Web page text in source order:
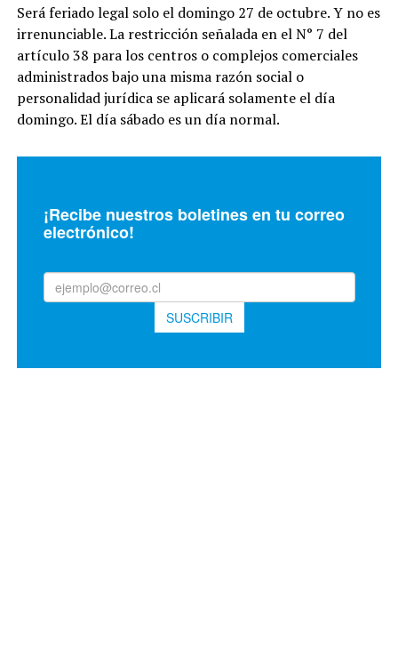
Será feriado legal solo el domingo 27 de octubre. Y no es
irrenunciable. La restricción señalada en el N° 7 del
artículo 38 para los centros o complejos comerciales
administrados bajo una misma razón social o
personalidad jurídica se aplicará solamente el día
domingo. El día sábado es un día normal.